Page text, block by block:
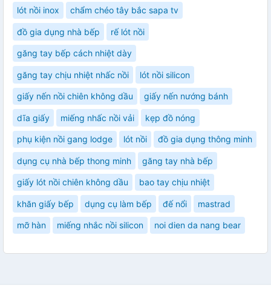
lót nồi inox chẩm chéo tây bắc sapa tv
đồ gia dụng nhà bếp rế lót nồi
găng tay bếp cách nhiệt dày
găng tay chịu nhiệt nhấc nồi lót nồi silicon
giấy nến nồi chiên không dầu giấy nến nướng bánh
dĩa giấy miếng nhấc nồi vải kẹp đồ nóng
phụ kiện nồi gang lodge lót nồi đồ gia dụng thông minh
dụng cụ nhà bếp thong minh găng tay nhà bếp
giấy lót nồi chiên không dầu bao tay chịu nhiệt
khăn giấy bếp dụng cụ làm bếp đế nổi mastrad
mỡ hàn miếng nhắc nồi silicon noi dien da nang bear